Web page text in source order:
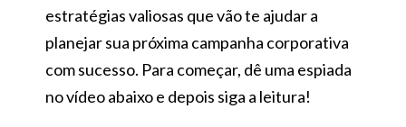
estratégias valiosas que vão te ajudar a
planejar sua próxima campanha corporativa
com sucesso. Para começar, dê uma espiada
no vídeo abaixo e depois siga a leitura!